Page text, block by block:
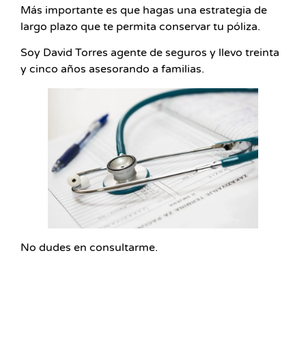
Más importante es que hagas una estrategia de
largo plazo que te permita conservar tu póliza.
Soy David Torres agente de seguros y llevo treinta
y cinco años asesorando a familias.
No dudes en consultarme.